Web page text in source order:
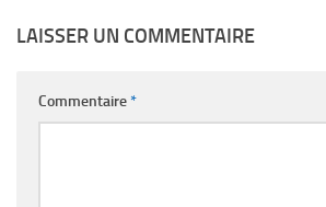
LAISSER UN COMMENTAIRE
Commentaire*